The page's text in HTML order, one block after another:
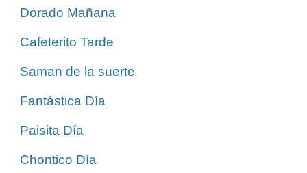
Dorado Mañana
Cafeterito Tarde
Saman de la suerte
Fantástica Día
Paisita Día
Chontico Día